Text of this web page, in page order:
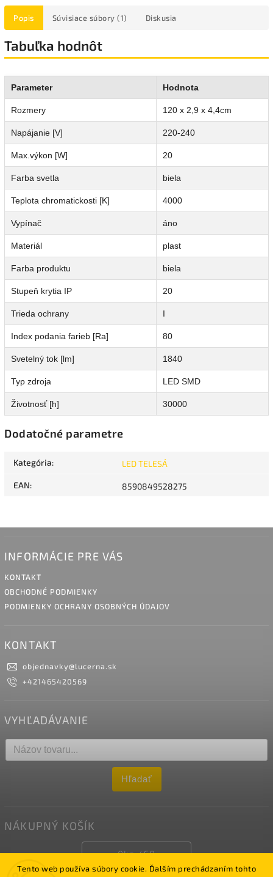
Tento web používa súbory cookie. Ďalším prechádzaním tohto
Popis Súvisiace súbory (1) Diskusia
Tabuľka hodnôt
Parameter Hodnota
Rozmery 120 x 2,9 x 4,4cm
Napájanie [V] 220-240
Max.výkon [W] 20
Farba svetla biela
Teplota chromatickosti [K] 4000
Vypínač áno
Materiál plast
Farba produktu biela
Stupeň krytia IP 20
Trieda ochrany I
Index podania farieb [Ra] 80
Svetelný tok [lm] 1840
Typ zdroja LED SMD
Životnosť [h] 30000
Dodatočné parametre
Kategória: LED TELESÁ
EAN: 8590849528275
INFORMÁCIE PRE VÁS
KONTAKT
OBCHODNÉ PODMIENKY
PODMIENKY OCHRANY OSOBNÝCH ÚDAJOV
KONTAKT
objednavky@lucerna.sk
+421465420569
VYHĽADÁVANIE
Hľadať
NÁKUPNÝ KOŠÍK
0ks /€0